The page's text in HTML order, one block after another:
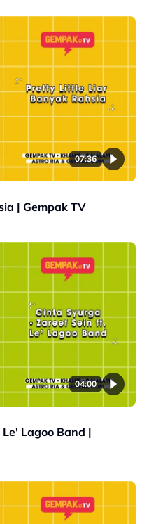
07:36
| Gempak TV
04:00
Lagoo Band |